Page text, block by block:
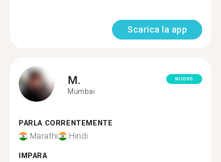
Scarica la app
M.
Mumbai
NUOVO
PARLA CORRENTEMENTE
Marathi Hindi
IMPARA